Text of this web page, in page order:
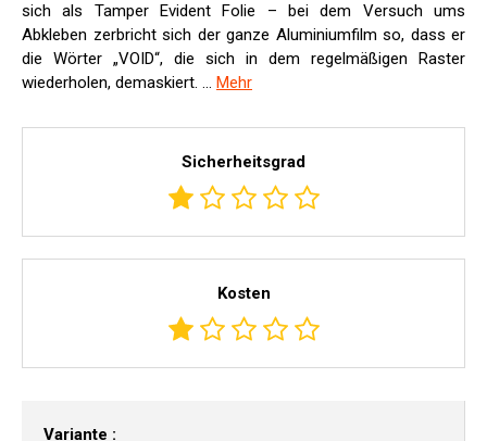
sich als Tamper Evident Folie – bei dem Versuch ums
Abkleben zerbricht sich der ganze Aluminiumfilm so, dass er
die Wörter „VOID“, die sich in dem regelmäßigen Raster
wiederholen, demaskiert. ... Mehr
Sicherheitsgrad
Kosten
Variante :